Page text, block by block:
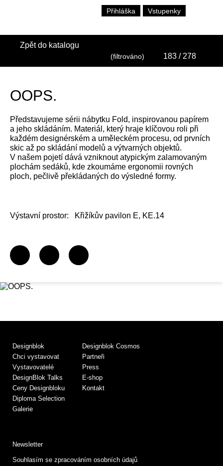
Přihláška Vstupenky
Zpět do katalogu
(filtrováno) 183 / 278
OOPS.
Představujeme sérii nábytku Fold, inspirovanou papírem
a jeho skládáním. Materiál, který hraje klíčovou roli při
každém designérském a uměleckém procesu, od prvních
skic až po skládání modelů a výtvarných objektů.
V našem pojetí dává vzniknout atypickým zalamovaným
plochám sedáků, kde zkoumáme ergonomii rovných
ploch, pečlivě překládaných do výsledné formy.
Výstavní prostor: Křižíkův pavilon E, KE.14
Designblok
Chci vystavovat
Vystavovatelé
DesignBlok Talks
Ceny Designbloku
Diploma Selection
Galerie
Designblok Cosmos
Partneři
Press
E-shop
Kontakt
Newsletter
Souhlasím se zpracováním osobních údajů